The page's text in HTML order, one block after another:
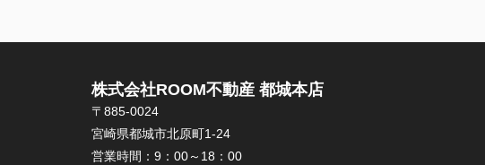
株式会社ROOM不動産 都城本店
〒885-0024
宮崎県都城市北原町1-24
営業時間： 9：00～18：00